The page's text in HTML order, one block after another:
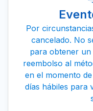
Por
cancelado. No
para obtener
reembolso al
en el momento
días hábiles para